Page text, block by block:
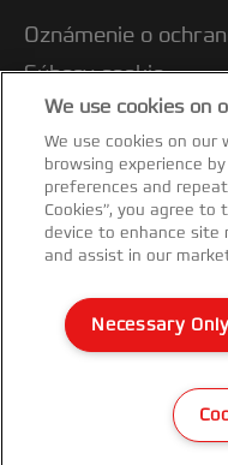
Oznámenie o
Súbory cookie
Právne upozornenia
Odtlačok
Správa mojich
Záručné podmienky
Pokyny na
Vyhlásenie o zhode
Mapa stránok
©2026 ACCO
We use cookies on
We use cookies on
browsing experience
preferences and
Cookies”, you agree
device to enhance site
and assist in our
Necessary Only